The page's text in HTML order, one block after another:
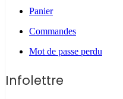
Panier
Commandes
Mot de passe perdu
Infolettre